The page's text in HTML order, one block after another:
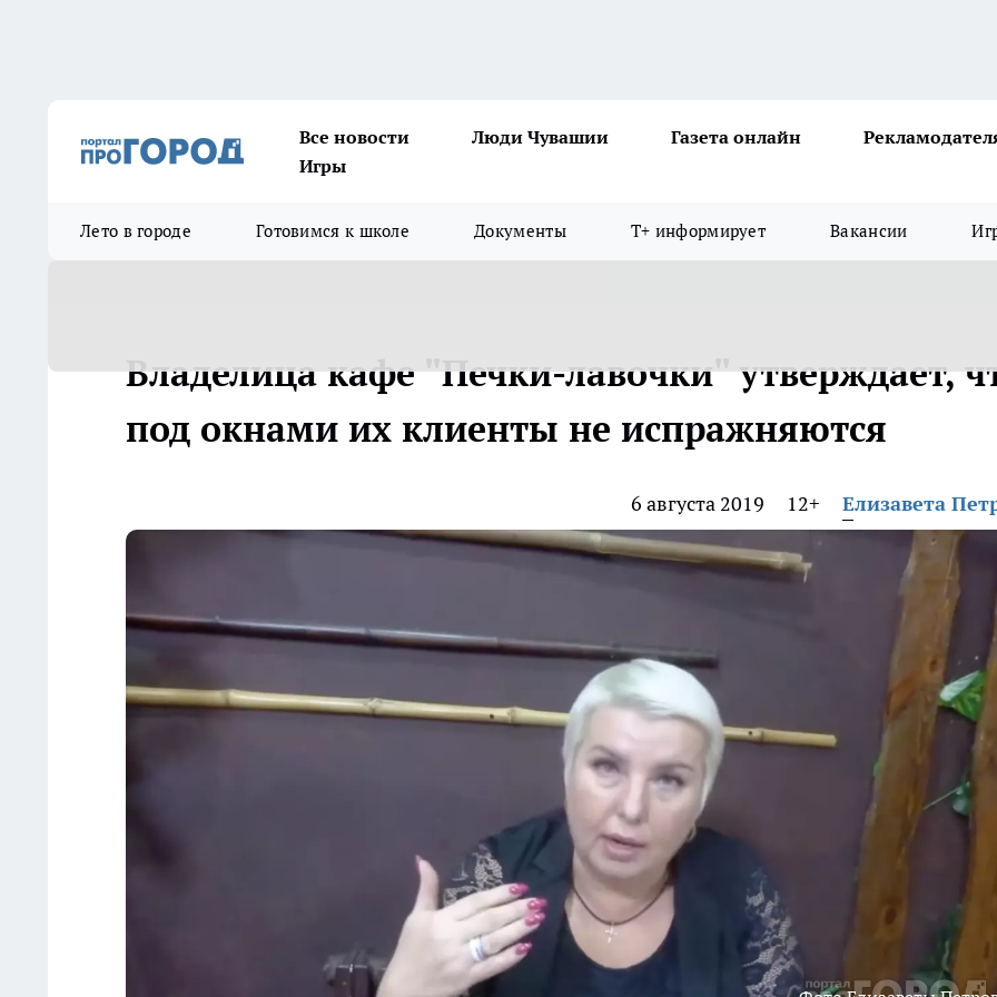
Все новости Люди Чувашии Газета онлайн
Игры
Лето в городе Готовимся к школе Документы Т+ информирует Вакансии
Владелица кафе "Печки-лавочки" утверждает,
под окнами их клиенты не испражняются
6 августа 2019 12+ Елизавета